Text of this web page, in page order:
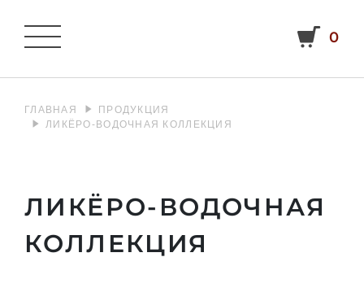
0
ГЛАВНАЯ
ПРОДУКЦИЯ
ЛИКЁРО-ВОДОЧНАЯ КОЛЛЕКЦИЯ
ЛИКЁРО-ВОДОЧНАЯ
КОЛЛЕКЦИЯ